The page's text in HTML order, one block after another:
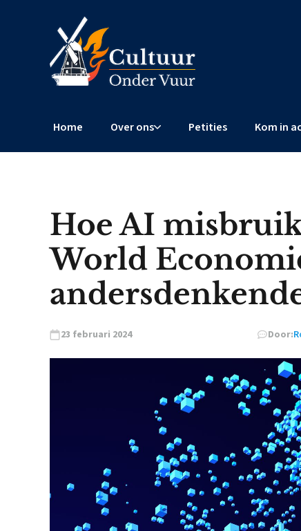
Home Over ons Petities Kom in
Hoe AI
World
23 februari 2024 Door: